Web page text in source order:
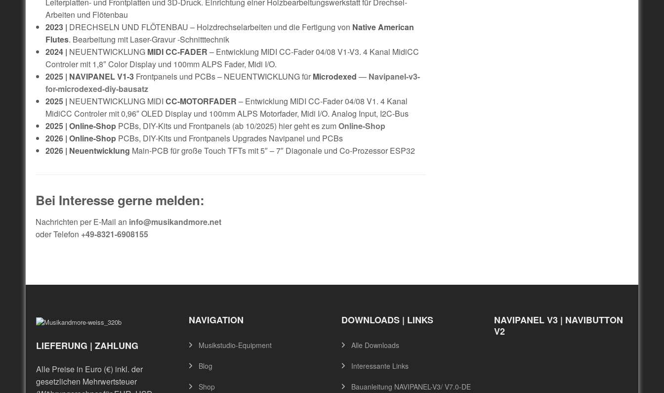
Leiterplatten- und Frontplatten und 3D-Druck. Einrichtung einer Holzbearbeitungswerkstatt für Drechsel-
Arbeiten und Flötenbau
2023 | DRECHSELN UND FLÖTENBAU – Holzdrechselarbeiten und die Fertigung von Native American
Flutes. Bearbeitung mit Laser-Gravur -Schnitttechnik
2024 | NEUENTWICKLUNG MIDI CC-FADER – Entwicklung MIDI CC-Fader 04/08 V1-V3. 4 Kanal MidiCC
Controler mit 1,8″ Color Display und 100mm ALPS Fader, Midi I/O.
2025 | NAVIPANEL V1-3 Frontpanels und PCBs – NEUENTWICKLUNG für Microdexed — Navipanel-v3-
for-microdexed-diy-bausatz
2025 | NEUENTWICKLUNG MIDI CC-MOTORFADER – Entwicklung MIDI CC-Fader 04/08 V1. 4 Kanal
MidiCC Controler mit 0,96″ OLED Display und 100mm ALPS Motorfader, Midi I/O. Analog Input, I2C-Bus
2025 | Online-Shop PCBs, DIY-Kits und Frontpanels (ab 10/2025) hier geht es zumOnline-Shop
2026 | Online-Shop PCBs, DIY-Kits und Frontpanels Upgrades Navipanel und PCBs
2026 | Neuentwicklung Main-PCB für große Touch TFTs mit 5″ – 7″ Diagonale und Co-Prozessor ESP32
Bei Interesse gerne melden:
Nachrichten per E-Mail an info@musikandmore.net
oder Telefon +49-8321-6908155
LIEFERUNG | ZAHLUNG
Alle Preise in Euro (€) inkl. der
gesetzlichen Mehrwertsteuer
NAVIGATION
Musikstudio-Equipment
Blog
Shop
DOWNLOADS | LINKS
Alle Downloads
Interessante Links
Bauanleitung NAVIPANEL-V3/ V7.0-DE
NAVIPANEL V3 | NAVIBUTTON
V2